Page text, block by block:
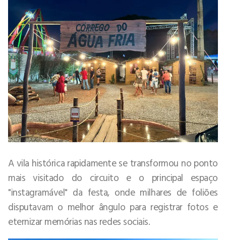
A vila histórica rapidamente se transformou no ponto
mais visitado do circuito e o principal espaço
"instagramável" da festa, onde milhares de foliões
disputavam o melhor ângulo para registrar fotos e
eternizar memórias nas redes sociais.